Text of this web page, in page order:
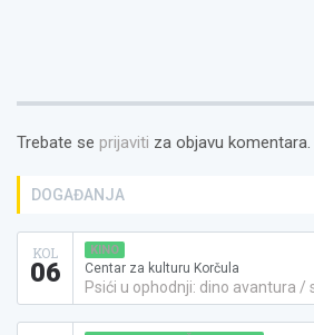
Trebate se prijaviti za objavu komentara.
DOGAĐANJA
KOL
06
KINO
Centar za kulturu Korčula
Psići u ophodnji: dino avantura /